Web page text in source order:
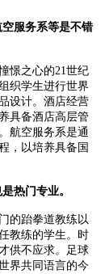
服务系等是不错
憬之心的21世纪
织学生进行世界
设计。酒店经营
具备酒店高层管
航空服务系是通
，以培养具备国
热门专业。
的跆拳道教练以
教练的学生。时
供不应求。足球
界共同语言的今